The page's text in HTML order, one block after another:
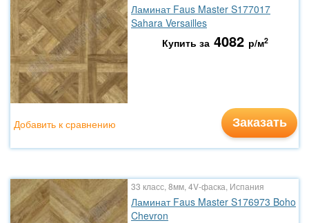
Ламинат Faus Master S177017
Sahara Versailles
Купить за 4082 р/м2
Заказать
Добавить к сравнению
33 класс, 8мм, 4V-фаска, Испания
Ламинат Faus Master S176973 Boho
Chevron